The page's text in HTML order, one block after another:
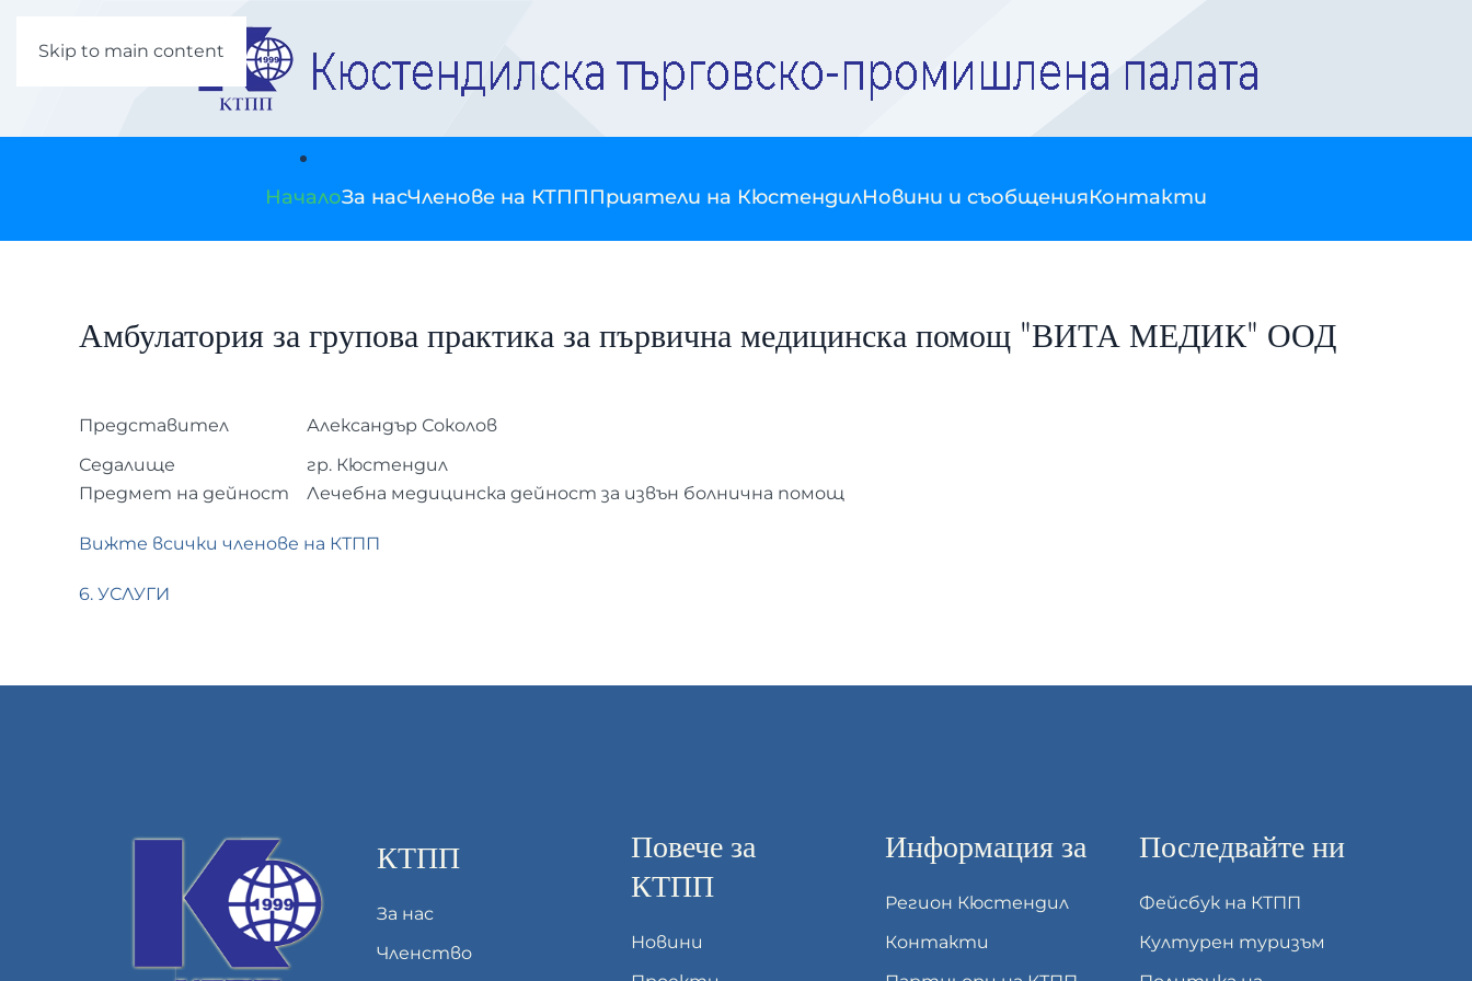
Skip to main content
НачалоЗа насЧленове на КТПППриятели на КюстендилНовини и съобщенияКонтакти
Амбулатория за групова практика за първична медицинска помощ "ВИТА МЕДИК" ООД
Представител
Александър Соколов
Седалище
гр. Кюстендил
Предмет на дейност
Лечебна медицинска дейност за извън болнична помощ
Вижте всички членове на КТПП
6. УСЛУГИ
КТПП
За нас
Членство
Повече за
КТПП
Новини
Информация за
Регион Кюстендил
Контакти
Последвайте ни
Фейсбук на КТПП
Културен туризъм